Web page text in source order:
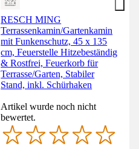
RESCH MING
Terrassenkamin/Gartenkamin
mit Funkenschutz, 45 x 135
cm, Feuerstelle Hitzebeständig
& Rostfrei, Feuerkorb für
Terrasse/Garten, Stabiler
Stand, inkl. Schürhaken
Artikel wurde noch nicht
bewertet.